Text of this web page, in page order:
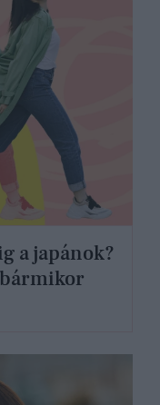
a japánok?